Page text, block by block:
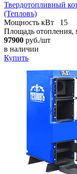
Твердотопливный
(Тепловъ)
Мощность кВт
15
Площадь отопления,
97900 руб./шт
в наличии
Купить